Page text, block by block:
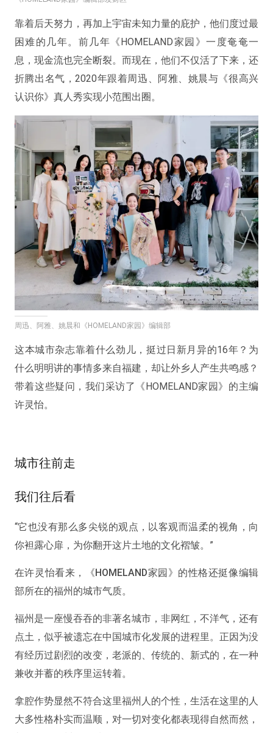
靠着后天努力，再加上宇宙未知力量的庇护，他们度过最
困难的几年。前几年《HOMELAND家园》一度奄奄一
息，现金流也完全断裂。而现在，他们不仅活了下来，还
折腾出名气，2020年跟着周迅、阿雅、姚晨与《很高兴
认识你》真人秀实现小范围出圈。
周迅、阿雅、姚晨和《HOMELAND家园》编辑部
这本城市杂志靠着什么劲儿，挺过日新月异的16年？为
什么明明讲的事情多来自福建，却让外乡人产生共鸣感？
带着这些疑问，我们采访了《HOMELAND家园》的主编
许灵怡。
城市往前走
我们往后看
“它也没有那么多尖锐的观点，以客观而温柔的视角，向
你袒露心扉，为你翻开这片土地的文化褶皱。”
在许灵怡看来，《HOMELAND家园》的性格还挺像编辑
部所在的福州的城市气质。
福州是一座慢吞吞的非著名城市，非网红，不洋气，还有
点土，似乎被遗忘在中国城市化发展的进程里。正因为没
有经历过剧烈的改变，老派的、传统的、新式的，在一种
兼收并蓄的秩序里运转着。
拿腔作势显然不符合这里福州人的个性，生活在这里的人
大多性格朴实而温顺，对一切对变化都表现得自然而然，